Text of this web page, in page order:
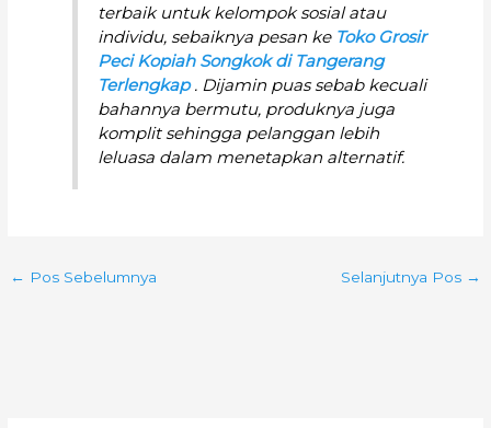
terbaik untuk kelompok sosial atau
individu, sebaiknya pesan ke Toko Grosir
Peci Kopiah Songkok di Tangerang
Terlengkap. Dijamin puas sebab kecuali
bahannya bermutu, produknya juga
komplit sehingga pelanggan lebih
leluasa dalam menetapkan alternatif.
← Pos Sebelumnya Selanjutnya Pos →